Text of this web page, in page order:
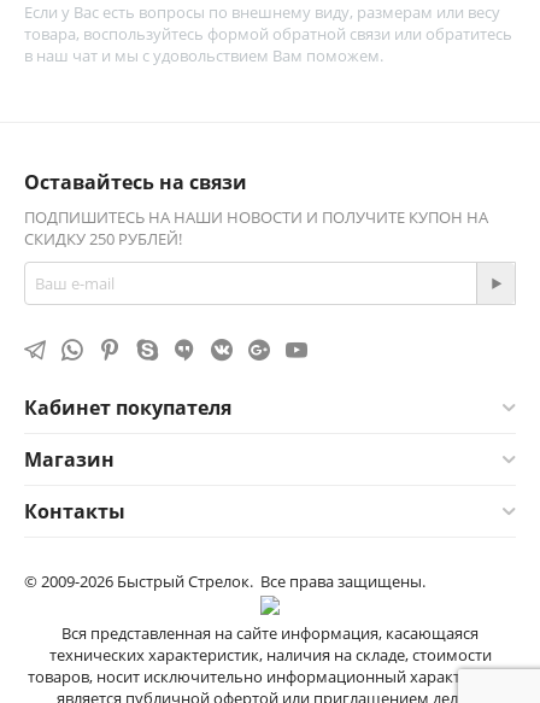
Если у Вас есть вопросы по внешнему виду, размерам или весу
товара, воспользуйтесь формой обратной связи или обратитесь
в наш чат и мы с удовольствием Вам поможем.
Оставайтесь на связи
ПОДПИШИТЕСЬ НА НАШИ НОВОСТИ И ПОЛУЧИТЕ КУПОН НА
СКИДКУ 250 РУБЛЕЙ!
Кабинет покупателя
Магазин
Контакты
© 2009-2026 Быстрый Стрелок. Все права защищены.
Вся представленная на сайте информация, касающаяся
технических характеристик, наличия на складе, стоимости
товаров, носит исключительно информационный характер и не
является публичной офертой или приглашением делать